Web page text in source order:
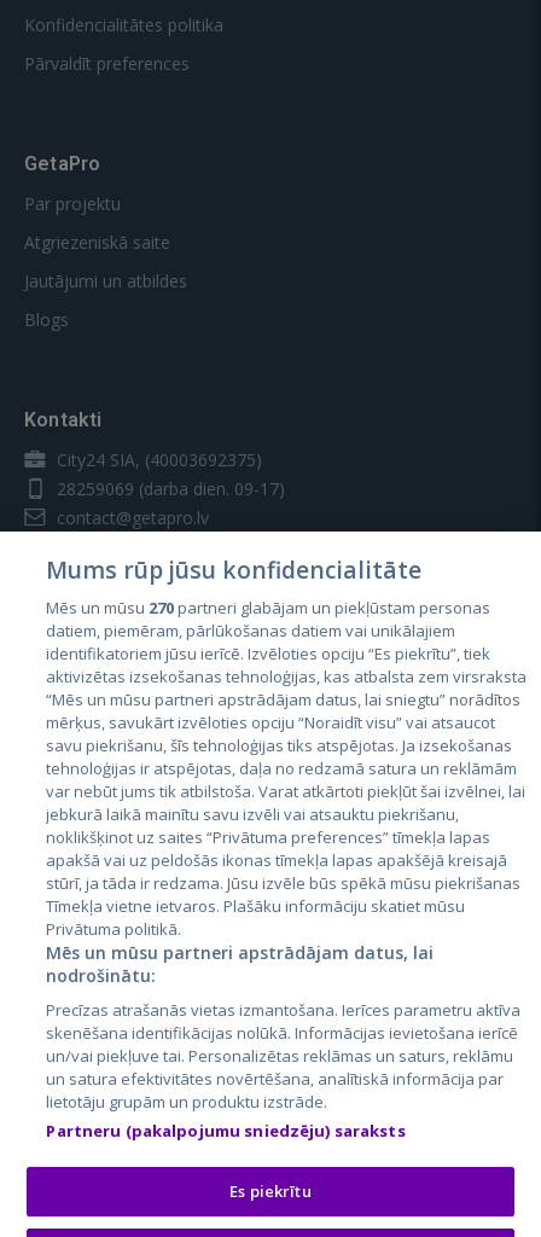
Konfidencialitātes politika
Pārvaldīt preferences
GetaPro
Par projektu
Atgriezeniskā saite
Jautājumi un atbildes
Blogs
Kontakti
City24 SIA, (40003692375)
28259069 (darba dien. 09-17)
contact@getapro.lv
Valstis
Igaunija
Latvija
Lietuva
City24.lv
City24.ee
GetaPro.lv
GetaPro.ee
Skelbiu.lt
Autoplius.lt
Aruodas.lt
CVbankas.lt
Kainos.lt
Paslaugos.lt
auto24.ee
Osta.ee
KuldneBörs.ee
Mums rūp jūsu konfidencialitāte
Mēs un mūsu 270partneri glabājam un piekļūstam personas
datiem, piemēram, pārlūkošanas datiem vai unikālajiem
identifikatoriem jūsu ierīcē. Izvēloties opciju “Es piekrītu”, tiek
aktivizētas izsekošanas tehnoloģijas, kas atbalsta zem virsraksta
“Mēs un mūsu partneri apstrādājam datus, lai sniegtu” norādītos
mērķus, savukārt izvēloties opciju “Noraidīt visu” vai atsaucot
savu piekrišanu, šīs tehnoloģijas tiks atspējotas. Ja izsekošanas
tehnoloģijas ir atspējotas, daļa no redzamā satura un reklāmām
var nebūt jums tik atbilstoša. Varat atkārtoti piekļūt šai izvēlnei, lai
jebkurā laikā mainītu savu izvēli vai atsauktu piekrišanu,
noklikšķinot uz saites “Privātuma preferences” tīmekļa lapas
apakšā vai uz peldošās ikonas tīmekļa lapas apakšējā kreisajā
stūrī, ja tāda ir redzama. Jūsu izvēle būs spēkā mūsu piekrišanas
Tīmekļa vietne ietvaros. Plašāku informāciju skatiet mūsu
Privātuma politikā.
Mēs un mūsu partneri apstrādājam datus, lai
nodrošinātu:
Precīzas atrašanās vietas izmantošana. Ierīces parametru aktīva
skenēšana identifikācijas nolūkā. Informācijas ievietošana ierīcē
un/vai piekļuve tai. Personalizētas reklāmas un saturs, reklāmu
un satura efektivitātes novērtēšana, analītiskā informācija par
lietotāju grupām un produktu izstrāde.
Partneru (pakalpojumu sniedzēju) saraksts
Es piekrītu